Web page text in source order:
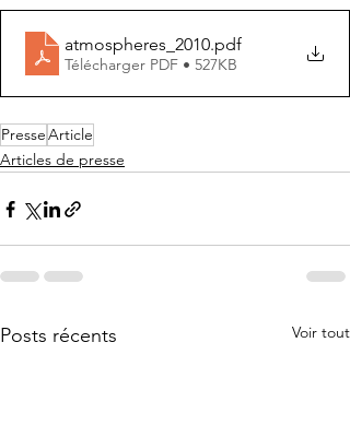
atmospheres_2010.pdf
Télécharger PDF • 527KB
PresseArticle
Articles de presse
Posts récents Voir tout